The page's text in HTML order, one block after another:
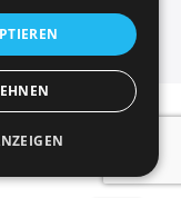
Alle Rechte